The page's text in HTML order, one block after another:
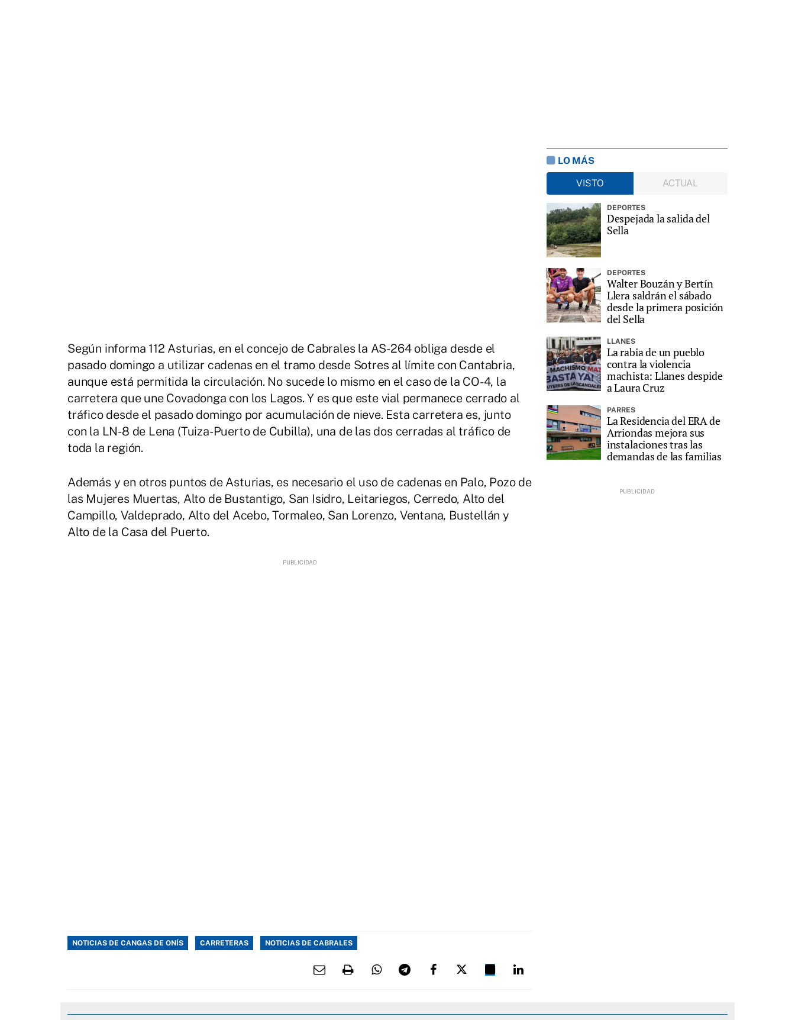
Según informa 112 Asturias, en el concejo de Cabrales la AS-264 obliga desde el
pasado domingo a utilizar cadenas en el tramo desde Sotres al límite con Cantabria,
aunque está permitida la circulación. No sucede lo mismo en el caso de la CO-4, la
carretera que une Covadonga con los Lagos. Y es que este vial permanece cerrado al
tráfico desde el pasado domingo por acumulación de nieve. Esta carretera es, junto
con la LN-8 de Lena (Tuiza-Puerto de Cubilla), una de las dos cerradas al tráfico de
toda la región.
Además y en otros puntos de Asturias, es necesario el uso de cadenas en Palo, Pozo de
las Mujeres Muertas, Alto de Bustantigo, San Isidro, Leitariegos, Cerredo, Alto del
Campillo, Valdeprado, Alto del Acebo, Tormaleo, San Lorenzo, Ventana, Bustellán y
Alto de la Casa del Puerto.
NOTICIAS DE CANGAS DE ONÍS CARRETERAS NOTICIAS DE CABRALES
LO MÁS
VISTO
ACTUAL
DEPORTES
Despejada la salida del
Sella
DEPORTES
Walter Bouzán y Bertín
Llera saldrán el sábado
desde la primera posición
del Sella
LLANES
La rabia de un pueblo
contra la violencia
machista: Llanes despide
a Laura Cruz
PARRES
La Residencia del ERA de
Arriondas mejora sus
instalaciones tras las
demandas de las familias